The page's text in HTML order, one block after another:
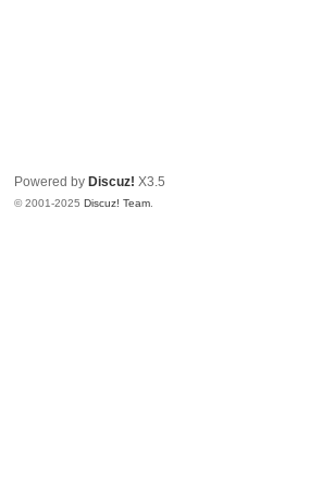
Powered by Discuz! X3.5
© 2001-2025Discuz! Team